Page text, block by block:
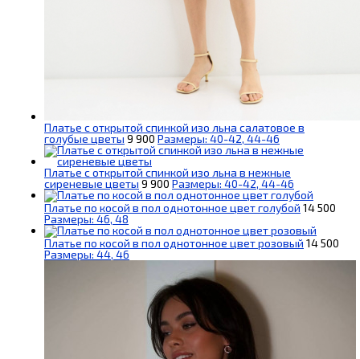
Платье с открытой спинкой изо льна салатовое в
голубые цветы 9 900 Размеры: 40-42, 44-46
Платье с открытой спинкой изо льна в нежные
сиреневые цветы 9 900 Размеры: 40-42, 44-46
Платье по косой в пол однотонное цвет голубой 14 500
Размеры: 46, 48
Платье по косой в пол однотонное цвет розовый 14 500
Размеры: 44, 46